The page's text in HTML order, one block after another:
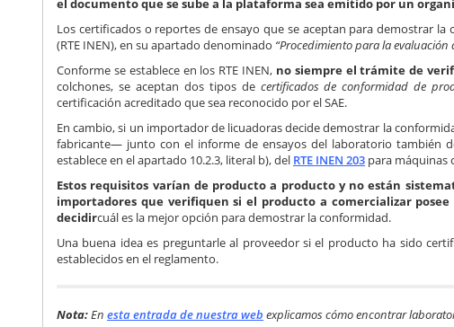
el documento que se sube a la plataforma sea emitido por un
Los certificados o reportes de ensayo que se aceptan para demostrar
(RTE INEN), en su apartado denominado “Procedimiento para la
Conforme se establece en los RTE INEN, no siempre el trámite de
colchones, se aceptan dos tipos de certificados de conformidad de
certificación acreditado que sea reconocido por el SAE.
En cambio, si un importador de licuadoras decide demostrar la
fabricante— junto con el informe de ensayos del laboratorio también
establece en el apartado 10.2.3, literal b), del RTE INEN 203 para máquinas
Estos requisitos varían de producto a producto y no están
importadores que verifiquen si el producto a comercializar
decidircuál es la mejor opción para demostrar la conformidad.
Una buena idea es preguntarle al proveedor si el producto ha sido
establecidos en el reglamento.
Nota:Enesta entrada de nuestra web explicamos cómo encontrar